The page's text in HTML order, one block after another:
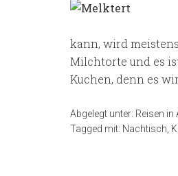
kann, wird
Milchtorte und es
Kuchen, denn es
Abgelegt unter: Reisen in
Tagged mit: Nachtisch